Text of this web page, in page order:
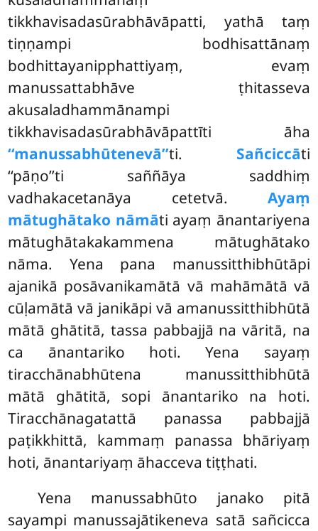
tikkhavisadasūrabhāvāpatti, yathā taṃ
tiṇṇampi bodhisattānaṃ
bodhittayanipphattiyaṃ, evaṃ
manussattabhāve ṭhitasseva
akusaladhammānampi
tikkhavisadasūrabhāvāpattīti āha
‘‘manussabhūtenevā’’ti. Sañciccāti
‘‘pāṇo’’ti saññāya saddhiṃ
vadhakacetanāya cetetvā. Ayaṃ
mātughātako nāmāti ayaṃ ānantariyena
mātughātakakammena mātughātako
nāma. Yena pana manussitthibhūtāpi
ajanikā posāvanikamātā vā mahāmātā vā
cūḷamātā vā janikāpi vā amanussitthibhūtā
mātā ghātitā, tassa pabbajjā na vāritā, na
ca ānantariko hoti. Yena sayaṃ
tiracchānabhūtena manussitthibhūtā
mātā ghātitā, sopi ānantariko na hoti.
Tiracchānagatattā panassa pabbajjā
paṭikkhittā, kammaṃ panassa bhāriyaṃ
hoti, ānantariyaṃ āhacceva tiṭṭhati.
Yena manussabhūto janako pitā
sayampi manussajātikeneva satā sañcicca